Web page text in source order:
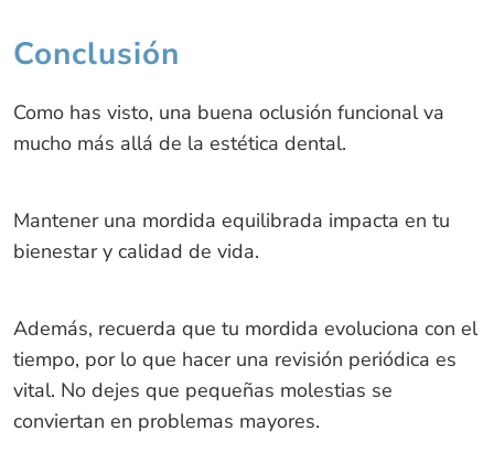
Conclusión
Como has visto, una buena oclusión funcional va
mucho más allá de la estética dental.
Mantener una mordida equilibrada impacta en tu
bienestar y calidad de vida.
Además, recuerda que tu mordida evoluciona con el
tiempo, por lo que hacer una revisión periódica es
vital. No dejes que pequeñas molestias se
conviertan en problemas mayores.